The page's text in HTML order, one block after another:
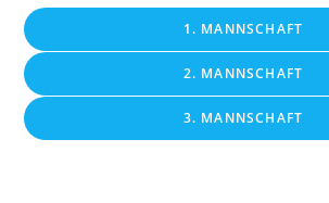
1. MANNSCHAFT
2. MANNSCHAFT
3. MANNSCHAFT